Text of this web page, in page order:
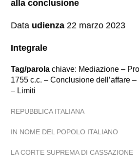
alla conclusione
Data udienza 22 marzo 2023
Integrale
Tag/parola chiave: Mediazione –
1755 c.c. – Conclusione dell’affare
– Limiti
REPUBBLICA ITALIANA
IN NOME DEL POPOLO ITALIANO
LA CORTE SUPREMA DI CASSAZIONE